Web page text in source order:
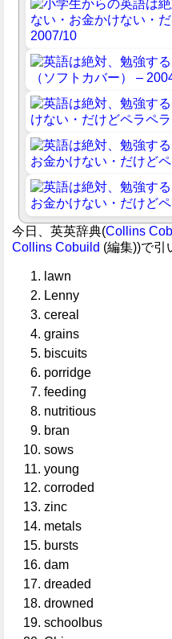
今日、英英辞典(Collins
Collins Cobuild (編集))で引
lawn
Lenny
cereal
grains
biscuits
porridge
feeding
nutritious
bran
sows
young
corroded
zinc
metals
bursts
dam
dreaded
drowned
schoolbus